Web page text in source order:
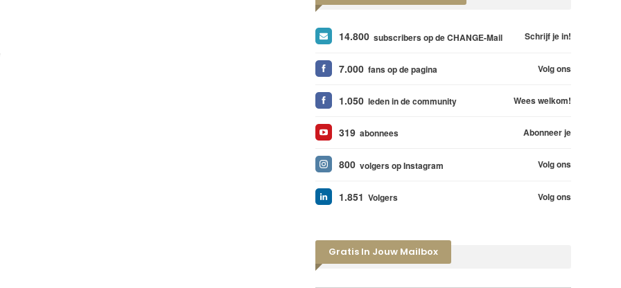
14.800 subscribers op de CHANGE-Mail Schrijf je in!
7.000 fans op de pagina Volg ons
1.050 leden in de community Wees welkom!
319 abonnees Abonneer je
800 volgers op Instagram Volg ons
1.851 Volgers Volg ons
Gratis In Jouw Mailbox